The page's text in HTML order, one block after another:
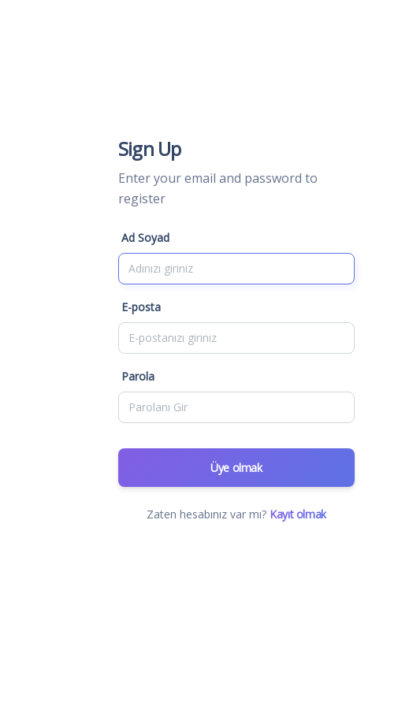
Sign Up
Enter your email and password to
register
Ad Soyad
E-posta
Parola
Üye olmak
Zaten hesabınız var mı? Kayıt olmak